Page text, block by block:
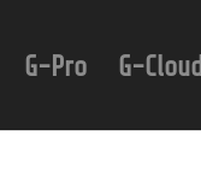
G-Pro G-Cloud